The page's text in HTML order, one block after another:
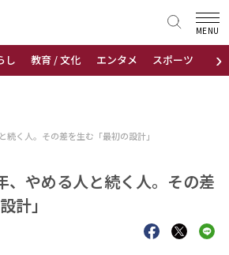
›
し 教育 / 文化 エンタメ スポーツ 地域
MENU
続く人。その差を生む「最初の設計」
、やめる人と続く人。その差
計」